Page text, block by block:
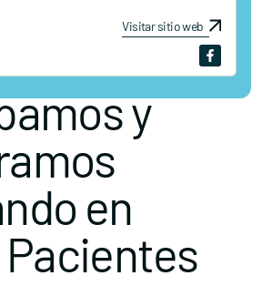
Visitar sitio web
y
en